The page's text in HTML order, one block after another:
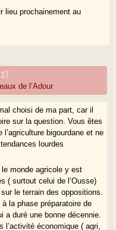
lieu prochainement au
de l’Adour
choisi de ma part, car il
sur la question. Vous êtes
bigourdane et ne
lourdes
le monde agricole y est
( surtout celui de l’Ousse)
le terrain des oppositions.
la phase préparatoire de
a duré une bonne décennie.
l’activité économique ( agri,